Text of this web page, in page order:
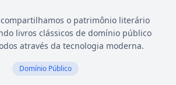
compartilhamos o patrimônio literário
livros clássicos de domínio público
através da tecnologia moderna.
Domínio Público